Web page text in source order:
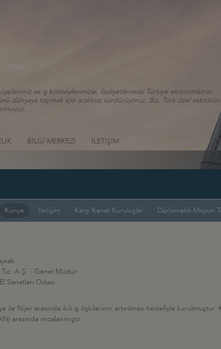
ve iş konseylerimizle, faaliyetlerimizi Türkiye ekonomisinin
dünyaya taşımak için aralıksız sürdürüyoruz. Biz, Türk özel
BİLGİ MERKEZİ İLETİŞİM
Künye İletişim Karşı Kanat Kuruluşlar Diplomatik Misyon
A.Ş. - Genel Müdür
Sanatları Odası
ile Nijer arasında ikili iş ilişkilerinin artırılması hedefiyle
arasında imzalanmıştır.